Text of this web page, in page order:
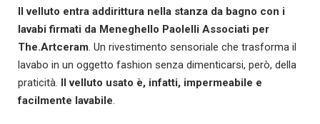
Il velluto entra addirittura nella stanza da bagno con i
lavabi firmati da Meneghello Paolelli Associati per
The.Artceram. Un rivestimento sensoriale che trasforma il
lavabo in un oggetto fashion senza dimenticarsi, però, della
praticità.
Il velluto usato è, infatti, impermeabile e
facilmente lavabile.